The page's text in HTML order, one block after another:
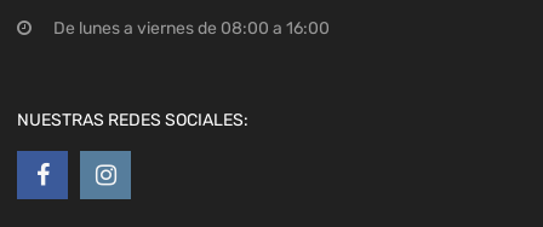
De lunes a viernes de 08:00 a 16:00
NUESTRAS REDES SOCIALES: